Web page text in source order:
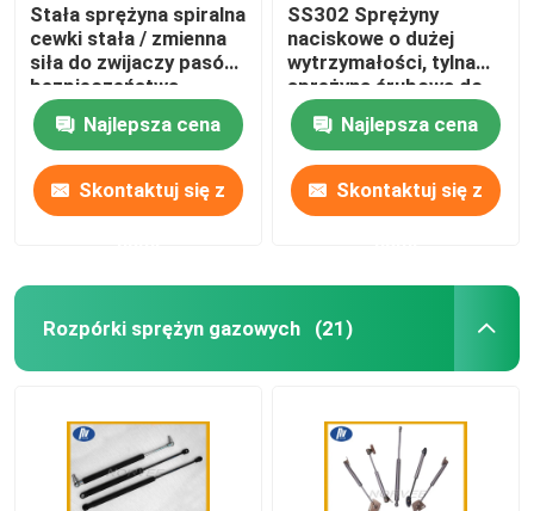
Stała sprężyna spiralna
cewki stała / zmienna
siła do zwijaczy pasów
bezpieczeństwa
Najlepsza cena
Skontaktuj się z
SS302 Sprężyny
naciskowe o dużej
wytrzymałości, tylna
sprężyna śrubowa do
chowanych prowadnic
dla psówNajlepsza cena
Skontaktuj się z
Rozpórki sprężyn gazowych (21)